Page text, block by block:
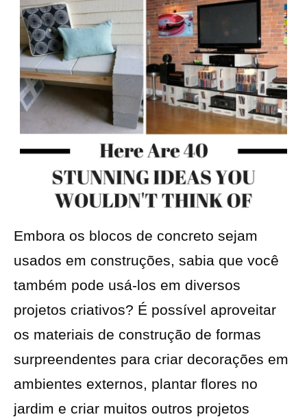
Embora os blocos de concreto sejam
usados em construções, sabia que você
também pode usá-los em diversos
projetos criativos? É possível aproveitar
os materiais de construção de formas
surpreendentes para criar decorações em
ambientes externos, plantar flores no
jardim e criar muitos outros projetos